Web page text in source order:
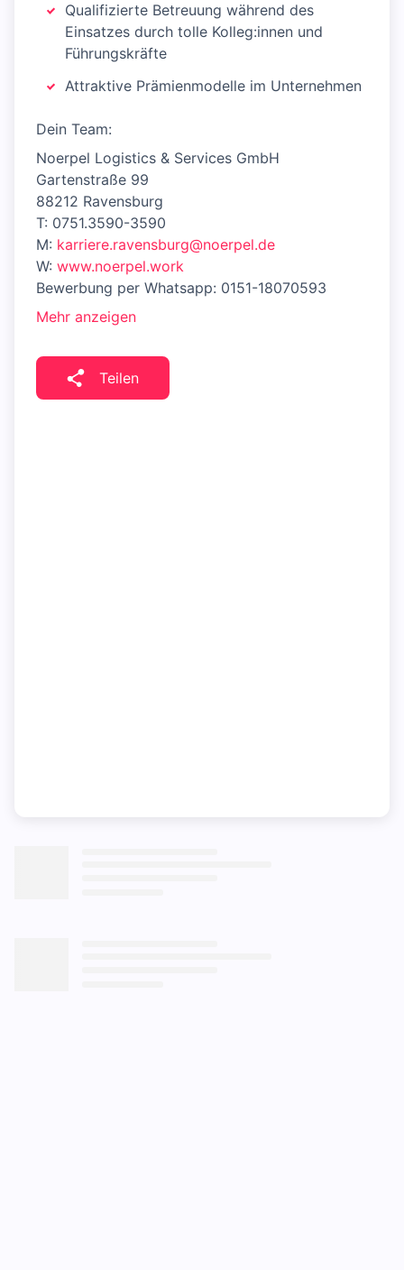
Qualifizierte Betreuung während des
Einsatzes durch tolle Kolleg:innen und
Führungskräfte
Attraktive Prämienmodelle im Unternehmen
Dein Team:
Noerpel Logistics & Services GmbH
Gartenstraße 99
88212 Ravensburg
T: 0751.3590-3590
M: karriere.ravensburg@noerpel.de
W: www.noerpel.work
Bewerbung per Whatsapp: 0151-18070593
Mehr anzeigen
Teilen